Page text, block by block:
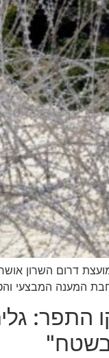
דרום השרון
המענה המבצעי
התפר:
בשטח"